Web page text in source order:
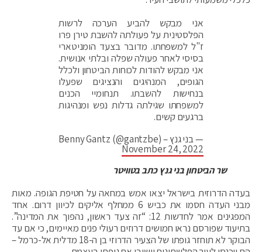
אני מבקש להביע הערכה לרשות
הפלסטינית על פעולתה להשבת טירן פרו
ז"ל למשפחתו. מדובר בצעד הומניטארי
בסיסי לאחר פעולה שפלה ובלתי אנושית.
אני מבקש להודות לכוחות הביטחון ולכלל
הגופים, המנהיגים והנציגים שפעלו
בנחישות להשבתו. תנחומיי הכנים
למשפחתו שגילתה גדלות נפש ומנהיגות
ברגעים קשים.
— בני גנץ – Benny Gantz (@gantzbe)
November 24, 2022
שר הביטחון בני גנץ כתב בטוויטר
בעדה הדרוזית בישראל יצאו אמש במחאה על חטיפת הגופה. מאות
מבני העדה חסמו את כביש 6 ממחלף אליקים לכיוון דרום. אחד
המפגינים אמר לחדשות 12: “זה צעד ראשון, נהפוך את המדינה”.
בתיעוד שפורסם נראו חמושים דרוזים רעולי פנים מאיימים, כי אם עד
הבוקר לא תוחזר גופתו של הצעיר הדרוזי בן ה-18 מדלית אל-כרמל –